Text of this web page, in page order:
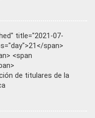
title="2021-07-
span>
<span
de titulares de la